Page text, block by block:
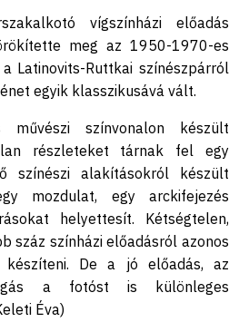
vígszínházi előadás
meg az 1950-1970-es
Latinovits-Ruttkai színészpárról
egyik klasszikusává vált.
színvonalon készült
részleteket tárnak fel egy
színészi alakításokról készült
mozdulat, egy arckifejezés
helyettesít. Kétségtelen,
száz színházi előadásról azonos
De a jó előadás, az
a fotóst is különleges
Éva)